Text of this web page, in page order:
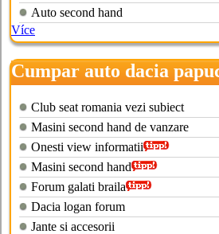
Auto second hand
Více
Cumpar auto dacia
Club seat romania vezi subiect
Masini second hand de vanzare
Onesti view informatii
Masini second hand
Forum galati braila
Dacia logan forum
Jante si accesorii